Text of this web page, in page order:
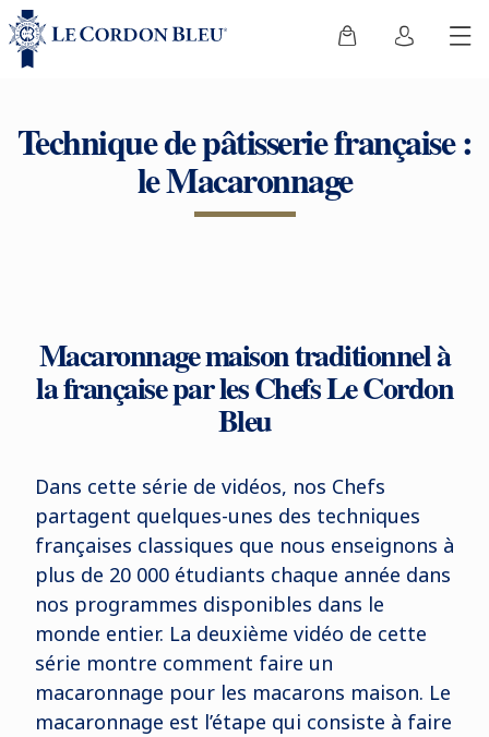
Technique de pâtisserie française :
le Macaronnage
Macaronnage maison traditionnel à
la française par les Chefs Le Cordon
Bleu
Dans cette série de vidéos, nos Chefs
partagent quelques-unes des techniques
françaises classiques que nous enseignons à
plus de 20 000 étudiants chaque année dans
nos programmes disponibles dans le
monde entier. La deuxième vidéo de cette
série montre comment faire un
macaronnage pour les macarons maison. Le
macaronnage est l’étape qui consiste à faire